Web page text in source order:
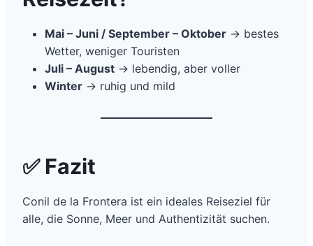
Mai – Juni / September – Oktober → bestes
Wetter, weniger Touristen
Juli – August → lebendig, aber voller
Winter → ruhig und mild
✅ Fazit
Conil de la Frontera ist ein ideales Reiseziel für
alle, die Sonne, Meer und Authentizität suchen.